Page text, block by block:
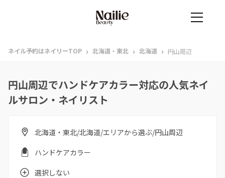
ネイル予約はネイリーTOP › 北海道・東北 › 北海道 › 円山周辺
円山周辺でハンドケアカラー対応の人気ネイ
ルサロン・ネイリスト
北海道・東北/北海道/エリアから選ぶ/円山周辺
ハンドケアカラー
選択しない